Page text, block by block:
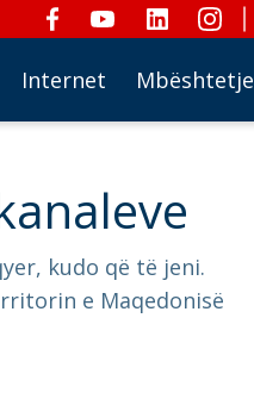
Internet Mbështetje
kudo që të jeni.
e Maqedonisë